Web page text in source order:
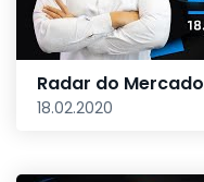
Radar do Mercado
18.02.2020